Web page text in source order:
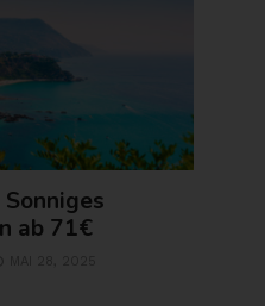
ab 71€